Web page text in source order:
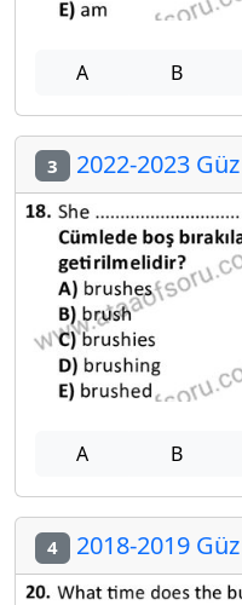
A B
3 2022-2023 Güz
A B
4 2018-2019 Güz